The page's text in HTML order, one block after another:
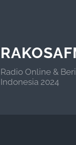
Radio Online &
Indonesia 2024